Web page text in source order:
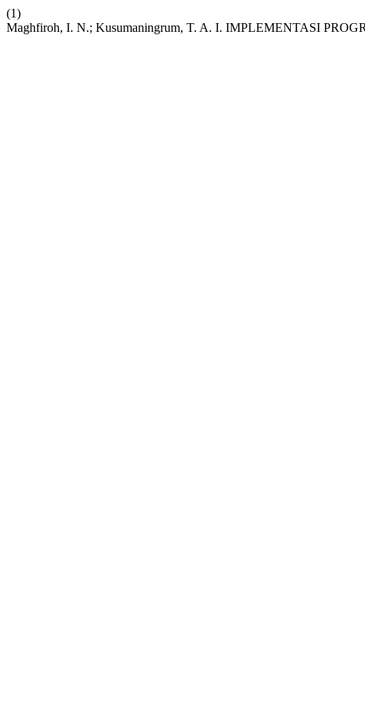
(1)
Maghfiroh, I. N.; Kusumaningrum, T. A. I. IMPLEMENTASI